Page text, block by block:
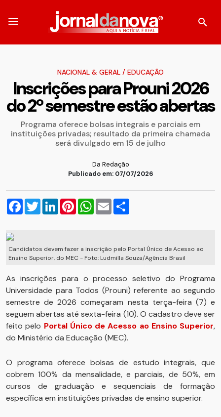
NACIONAL & GERAL / EDUCAÇÃO
Inscrições para Prouni 2026
do 2º semestre estão abertas
Programa oferece bolsas integrais e parciais em
instituições privadas; resultado da primeira chamada
será divulgado em 15 de julho
Da Redação
Publicado em: 07/07/2026
Facebook
TwitterLinkedInPinterestWhatsApp
Email
Candidatos devem fazer a inscrição pelo Portal Único de Acesso ao
Ensino Superior, do MEC - Foto: Ludmilla Souza/Agência Brasil
As inscrições para o processo seletivo do Programa
Universidade para Todos (Prouni) referente ao segundo
semestre de 2026 começaram nesta terça-feira (7) e
seguem abertas até sexta-feira (10). O cadastro deve ser
feito pelo Portal Único de Acesso ao Ensino Superior,
do Ministério da Educação (MEC).
O programa oferece bolsas de estudo integrais, que
cobrem 100% da mensalidade, e parciais, de 50%, em
cursos de graduação e sequenciais de formação
específica em instituições privadas de ensino superior.